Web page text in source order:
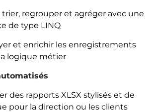
trier, regrouper et agréger avec une
de type LINQ
et enrichir les enregistrements
logique métier
des rapports XLSX stylisés et de
pour la direction ou les clients